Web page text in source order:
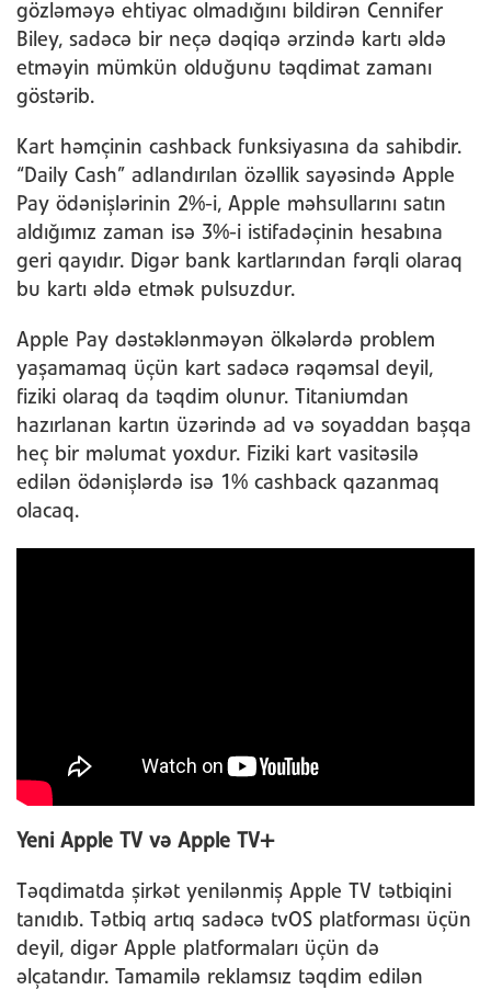
gözləməyə ehtiyac olmadığını bildirən Cennifer
Biley, sadəcə bir neçə dəqiqə ərzində kartı əldə
etməyin mümkün olduğunu təqdimat zamanı
göstərib.
Kart həmçinin cashback funksiyasına da sahibdir.
“Daily Cash” adlandırılan özəllik sayəsində Apple
Pay ödənişlərinin 2%-i, Apple məhsullarını satın
aldığımız zaman isə 3%-i istifadəçinin hesabına
geri qayıdır. Digər bank kartlarından fərqli olaraq
bu kartı əldə etmək pulsuzdur.
Apple Pay dəstəklənməyən ölkələrdə problem
yaşamamaq üçün kart sadəcə rəqəmsal deyil,
fiziki olaraq da təqdim olunur. Titaniumdan
hazırlanan kartın üzərində ad və soyaddan başqa
heç bir məlumat yoxdur. Fiziki kart vasitəsilə
edilən ödənişlərdə isə 1% cashback qazanmaq
olacaq.
Yeni Apple TV və Apple TV+
Təqdimatda şirkət yenilənmiş Apple TV tətbiqini
tanıdıb. Tətbiq artıq sadəcə tvOS platforması üçün
deyil, digər Apple platformaları üçün də
əlçatandır. Tamamilə reklamsız təqdim edilən